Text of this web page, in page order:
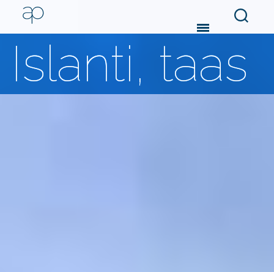
Menu
Search
Islanti, taas